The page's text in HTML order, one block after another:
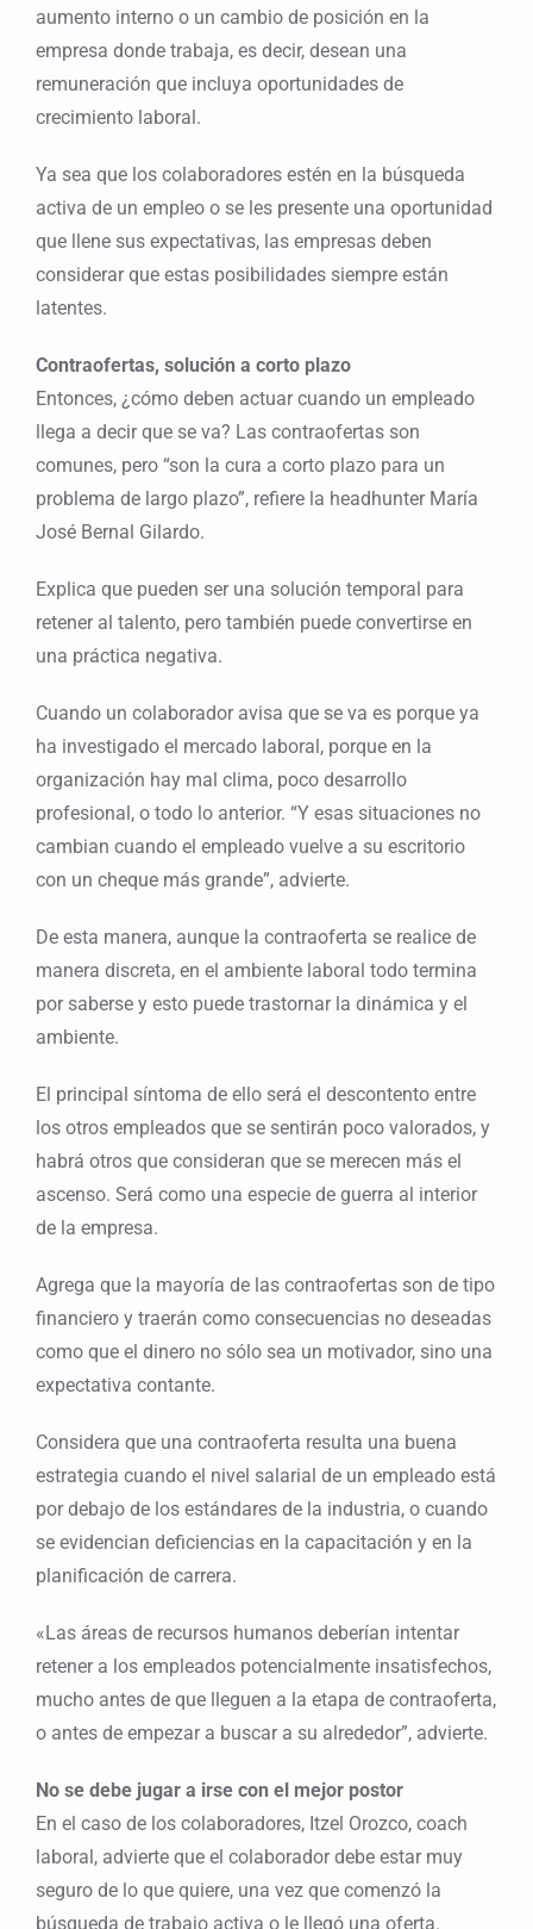
aumento interno o un cambio de posición en la
empresa donde trabaja, es decir, desean una
remuneración que incluya oportunidades de
crecimiento laboral.
Ya sea que los colaboradores estén en la búsqueda
activa de un empleo o se les presente una oportunidad
que llene sus expectativas, las empresas deben
considerar que estas posibilidades siempre están
latentes.
Contraofertas, solución a corto plazo
Entonces, ¿cómo deben actuar cuando un empleado
llega a decir que se va? Las contraofertas son
comunes, pero “son la cura a corto plazo para un
problema de largo plazo”, refiere la headhunter María
José Bernal Gilardo.
Explica que pueden ser una solución temporal para
retener al talento, pero también puede convertirse en
una práctica negativa.
Cuando un colaborador avisa que se va es porque ya
ha investigado el mercado laboral, porque en la
organización hay mal clima, poco desarrollo
profesional, o todo lo anterior. “Y esas situaciones no
cambian cuando el empleado vuelve a su escritorio
con un cheque más grande”, advierte.
De esta manera, aunque la contraoferta se realice de
manera discreta, en el ambiente laboral todo termina
por saberse y esto puede trastornar la dinámica y el
ambiente.
El principal síntoma de ello será el descontento entre
los otros empleados que se sentirán poco valorados, y
habrá otros que consideran que se merecen más el
ascenso. Será como una especie de guerra al interior
de la empresa.
Agrega que la mayoría de las contraofertas son de tipo
financiero y traerán como consecuencias no deseadas
como que el dinero no sólo sea un motivador, sino una
expectativa contante.
Considera que una contraoferta resulta una buena
estrategia cuando el nivel salarial de un empleado está
por debajo de los estándares de la industria, o cuando
se evidencian deficiencias en la capacitación y en la
planificación de carrera.
«Las áreas de recursos humanos deberían intentar
retener a los empleados potencialmente insatisfechos,
mucho antes de que lleguen a la etapa de contraoferta,
o antes de empezar a buscar a su alrededor”, advierte.
No se debe jugar a irse con el mejor postor
En el caso de los colaboradores, Itzel Orozco, coach
laboral, advierte que el colaborador debe estar muy
seguro de lo que quiere, una vez que comenzó la
búsqueda de trabajo activa o le llegó una oferta.